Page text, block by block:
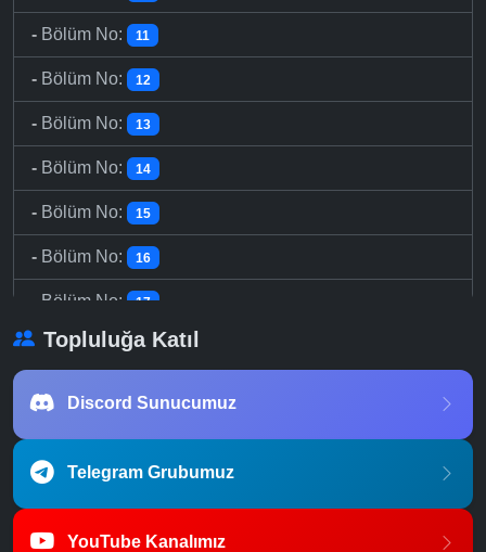
- Bölüm No: 11
- Bölüm No: 12
- Bölüm No: 13
- Bölüm No: 14
- Bölüm No: 15
- Bölüm No: 16
Bölüm No: 17
- Bölüm No: 18
- Bölüm No:
-Bölüm No: 21
Topluluğa Katıl
Discord Sunucumuz
Telegram Grubumuz
YouTube Kanalımız